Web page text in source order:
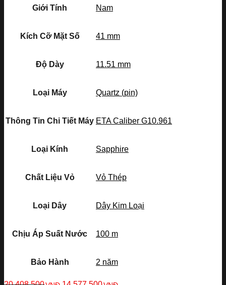
Giới Tính Nam
Kích Cỡ Mặt Số 41 mm
Độ Dày 11.51 mm
Loại Máy Quartz (pin)
Thông Tin Chi Tiết Máy ETA Caliber G10.961
Loại Kính Sapphire
Chất Liệu Vỏ Vỏ Thép
Loại Dây Dây Kim Loại
Chịu Áp Suất Nước 100 m
Bảo Hành 2 năm